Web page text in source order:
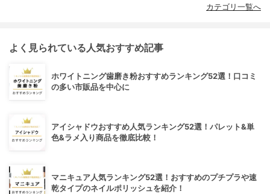
カテゴリ一覧へ
よく見られている人気おすすめ記事
ホワイトニング歯磨き粉おすすめランキング52選！口コミ
の多い市販品を中心に
アイシャドウおすすめ人気ランキング52選！パレット&単
色&ラメ入り商品を徹底比較！
マニキュア人気ランキング52選！おすすめのプチプラや速
乾タイプのネイルポリッシュを紹介！